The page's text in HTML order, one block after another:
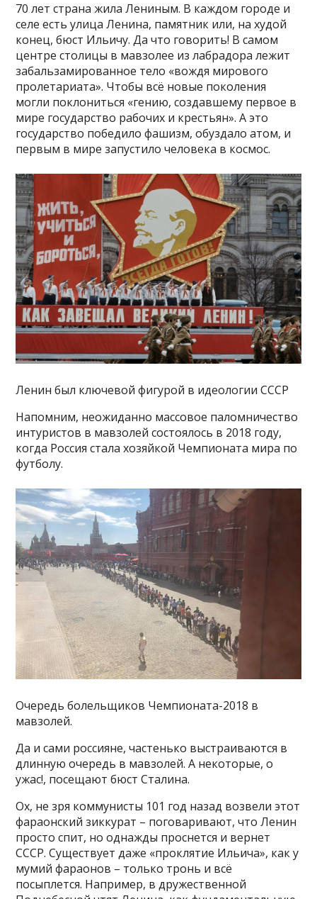
70 лет страна жила Лениным. В каждом городе и
селе есть улица Ленина, памятник или, на худой
конец, бюст Ильичу. Да что говорить! В самом
центре столицы в мавзолее из лабрадора лежит
забальзамированное тело «вождя мирового
пролетариата». Чтобы всё новые поколения
могли поклониться «гению, создавшему первое в
мире государство рабочих и крестьян». А это
государство победило фашизм, обуздало атом, и
первым в мире запустило человека в космос.
Ленин был ключевой фигурой в идеологии СССР
Напомним, неожиданно массовое паломничество
интуристов в мавзолей состоялось в 2018 году,
когда Россия стала хозяйкой Чемпионата мира по
футболу.
Очередь болельщиков Чемпионата-2018 в
мавзолей.
Да и сами россияне, частенько выстраиваются в
длинную очередь в мавзолей. А некоторые, о
ужас!, посещают бюст Сталина.
Ох, не зря коммунисты 101 год назад возвели этот
фараонский зиккурат – поговаривают, что Ленин
просто спит, но однажды проснется и вернет
СССР. Существует даже «проклятие Ильича», как у
мумий фараонов – только тронь и всё
посыплется. Например, в дружественной